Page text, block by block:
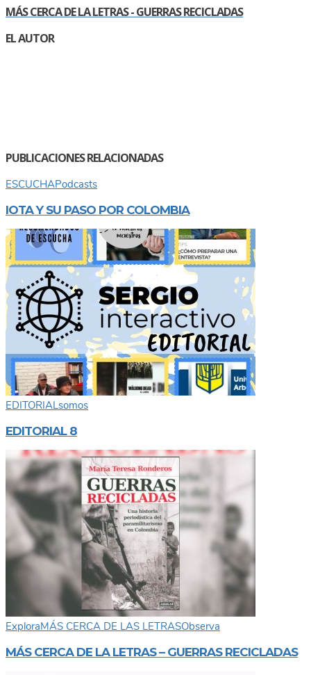
MÁS CERCA DE LA LETRAS - GUERRAS RECICLADAS
EL AUTOR
PUBLICACIONES RELACIONADAS
ESCUCHAPodcasts
IOTA Y SU PASO POR COLOMBIA
EDITORIALsomos
EDITORIAL 8
ExploraMÁS CERCA DE LAS LETRASObserva
MÁS CERCA DE LA LETRAS – GUERRAS RECICLADAS